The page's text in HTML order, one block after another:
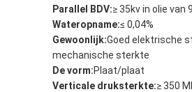
Parallel BDV:≥ 35kv in olie van
Wateropname:≤ 0,04%
Gewoonlijk:Goed elektrische
mechanische sterkte
De vorm:Plaat/plaat
Verticale druksterkte:≥ 350